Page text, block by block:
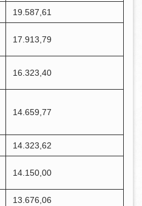
19.587,61
17.913,79
16.323,40
14.659,77
14.323,62
14.150,00
13.676,06